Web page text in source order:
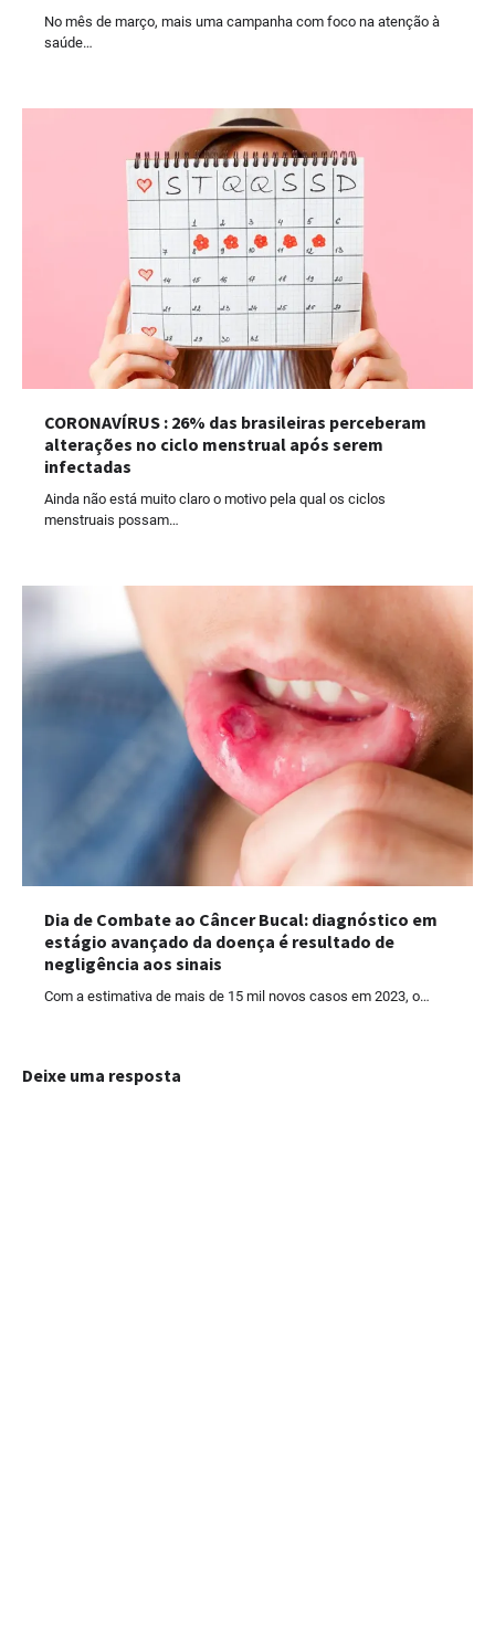
No mês de março, mais uma campanha com foco na atenção à
saúde…
CORONAVÍRUS : 26% das brasileiras perceberam
alterações no ciclo menstrual após serem
infectadas
Ainda não está muito claro o motivo pela qual os ciclos
menstruais possam…
Dia de Combate ao Câncer Bucal: diagnóstico em
estágio avançado da doença é resultado de
negligência aos sinais
Com a estimativa de mais de 15 mil novos casos em 2023, o…
Deixe uma resposta